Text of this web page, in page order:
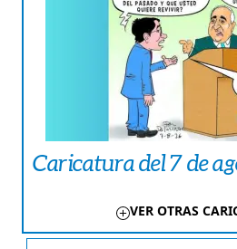
Caricatura del 7 de
VER OTRAS